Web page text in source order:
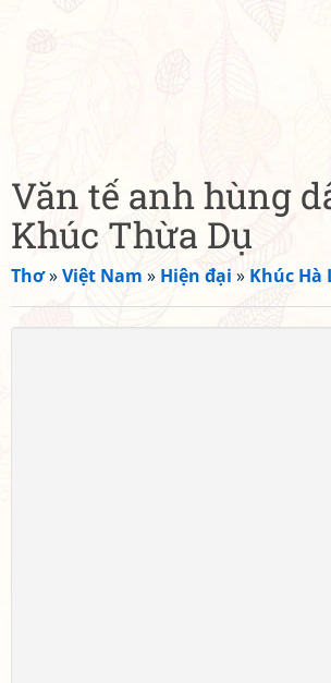
Văn tế anh hùng
Khúc Thừa Dụ
Thơ»Việt Nam » Hiện đại » Khúc Hà